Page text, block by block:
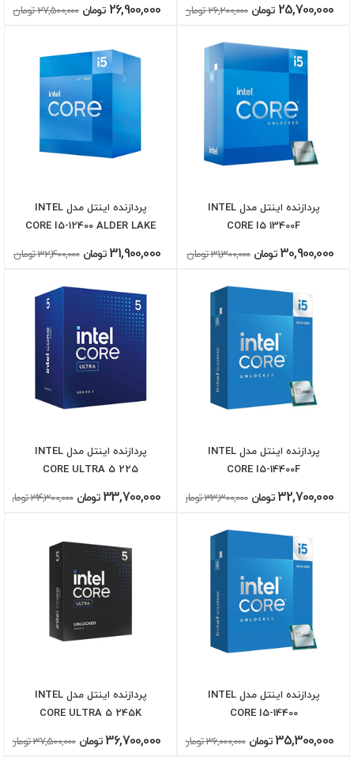
25,700,000 تومان 26,200,000 تومان 26,900,000 تومان 27,500,000 تومان
پردازنده اینتل مدل INTEL
CORE I5 13400F
30,900,000 تومان 31,300,000 تومان
پردازنده اینتل مدل INTEL
CORE I5-12400 ALDER LAKE
31,900,000 تومان 32,400,000 تومان
پردازنده اینتل مدل INTEL
CORE I5-14400F
32,700,000 تومان 33,300,000 تومان
پردازنده اینتل مدل INTEL
CORE ULTRA 5 225
33,700,000 تومان 34,300,000 تومان
پردازنده اینتل مدل INTEL
CORE I5-14400
35,300,000 تومان 36,000,000 تومان
پردازنده اینتل مدل INTEL
CORE ULTRA 5 245K
36,700,000 تومان 37,500,000 تومان